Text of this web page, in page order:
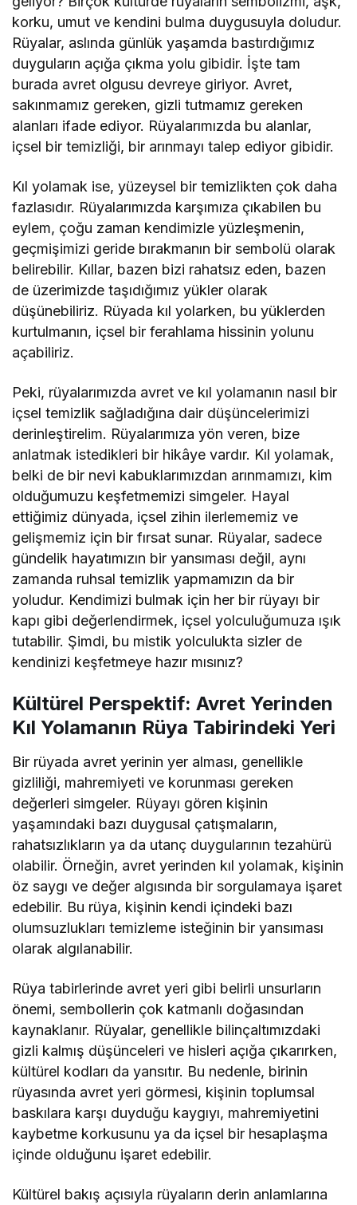
korku, umut ve kendini bulma duygusuyla doludur.
Rüyalar, aslında günlük yaşamda bastırdığımız
duyguların açığa çıkma yolu gibidir. İşte tam
burada avret olgusu devreye giriyor. Avret,
sakınmamız gereken, gizli tutmamız gereken
alanları ifade ediyor. Rüyalarımızda bu alanlar,
içsel bir temizliği, bir arınmayı talep ediyor gibidir.
Kıl yolamak ise, yüzeysel bir temizlikten çok daha
fazlasıdır. Rüyalarımızda karşımıza çıkabilen bu
eylem, çoğu zaman kendimizle yüzleşmenin,
geçmişimizi geride bırakmanın bir sembolü olarak
belirebilir. Kıllar, bazen bizi rahatsız eden, bazen
de üzerimizde taşıdığımız yükler olarak
düşünebiliriz. Rüyada kıl yolarken, bu yüklerden
kurtulmanın, içsel bir ferahlama hissinin yolunu
açabiliriz.
Peki, rüyalarımızda avret ve kıl yolamanın nasıl bir
içsel temizlik sağladığına dair düşüncelerimizi
derinleştirelim. Rüyalarımıza yön veren, bize
anlatmak istedikleri bir hikâye vardır. Kıl yolamak,
belki de bir nevi kabuklarımızdan arınmamızı, kim
olduğumuzu keşfetmemizi simgeler. Hayal
ettiğimiz dünyada, içsel zihin ilerlememiz ve
gelişmemiz için bir fırsat sunar. Rüyalar, sadece
gündelik hayatımızın bir yansıması değil, aynı
zamanda ruhsal temizlik yapmamızın da bir
yoludur. Kendimizi bulmak için her bir rüyayı bir
kapı gibi değerlendirmek, içsel yolculuğumuza ışık
tutabilir. Şimdi, bu mistik yolculukta sizler de
kendinizi keşfetmeye hazır mısınız?
Kültürel Perspektif: Avret Yerinden
Kıl Yolamanın Rüya Tabirindeki Yeri
Bir rüyada avret yerinin yer alması, genellikle
gizliliği, mahremiyeti ve korunması gereken
değerleri simgeler. Rüyayı gören kişinin
yaşamındaki bazı duygusal çatışmaların,
rahatsızlıkların ya da utanç duygularının tezahürü
olabilir. Örneğin, avret yerinden kıl yolamak, kişinin
öz saygı ve değer algısında bir sorgulamaya işaret
edebilir. Bu rüya, kişinin kendi içindeki bazı
olumsuzlukları temizleme isteğinin bir yansıması
olarak algılanabilir.
Rüya tabirlerinde avret yeri gibi belirli unsurların
önemi, sembollerin çok katmanlı doğasından
kaynaklanır. Rüyalar, genellikle bilinçaltımızdaki
gizli kalmış düşünceleri ve hisleri açığa çıkarırken,
kültürel kodları da yansıtır. Bu nedenle, birinin
rüyasında avret yeri görmesi, kişinin toplumsal
baskılara karşı duyduğu kaygıyı, mahremiyetini
kaybetme korkusunu ya da içsel bir hesaplaşma
içinde olduğunu işaret edebilir.
Kültürel bakış açısıyla rüyaların derin anlamlarına